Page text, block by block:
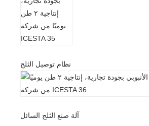
نظام توصيل الثلج
آلة صنع الثلج السائل